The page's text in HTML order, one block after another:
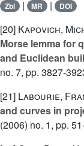
Zbl | MR | DOI
[20] Kapovich,
Morse lemma for
and Euclidean
no. 7, pp. 3827-
[21] Labourie,
and curves in
(2006) no. 1, pp.